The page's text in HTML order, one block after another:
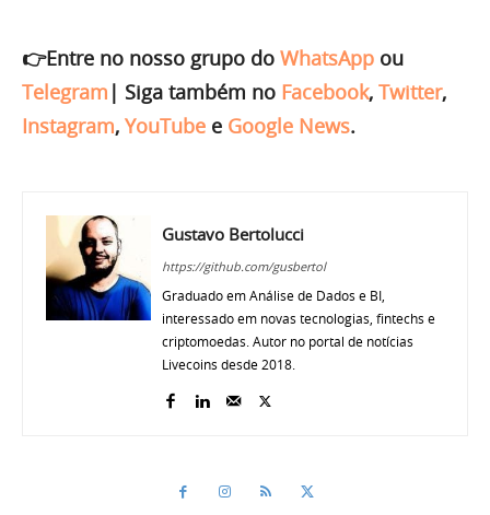
👉Entre no nosso grupo do WhatsApp ou
Telegram | Siga também no Facebook, Twitter,
Instagram, YouTube e Google News.
Gustavo Bertolucci
https://github.com/gusbertol
Graduado em Análise de Dados e BI,
interessado em novas tecnologias, fintechs e
criptomoedas. Autor no portal de notícias
Livecoins desde 2018.